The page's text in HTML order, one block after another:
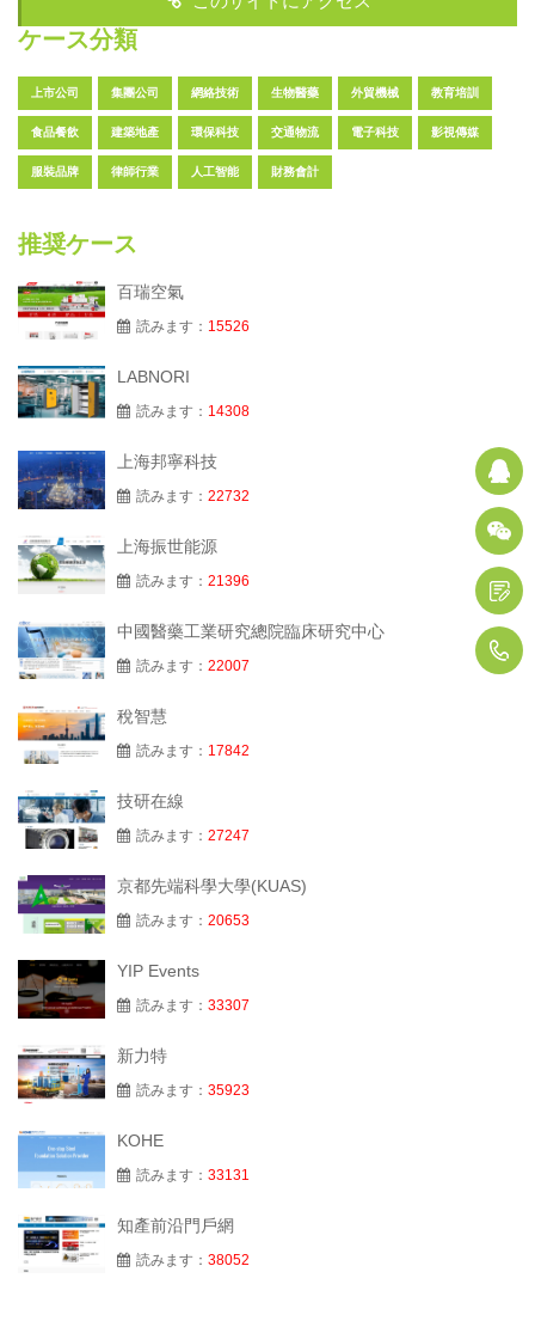
ケース分類
上市公司 集團公司 網絡技術 生物醫藥 外貿機械 教育培訓
食品餐飲 建築地產 環保科技 交通物流 電子科技 影視傳媒
服裝品牌 律師行業 人工智能 財務會計
推奨ケース
百瑞空氣
読みます： 15526
LABNORI
読みます： 14308
上海邦寧科技
読みます： 22732
上海振世能源
読みます： 21396
中國醫藥工業研究總院臨床研究中心
読みます： 22007
稅智慧
読みます： 17842
技研在線
読みます： 27247
京都先端科學大學(KUAS)
読みます： 20653
YIP Events
読みます： 33307
新力特
読みます： 35923
KOHE
読みます： 33131
知產前沿門戶網
読みます： 38052